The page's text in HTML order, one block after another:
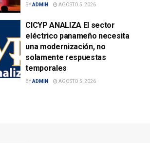
BYADMIN AGOSTO 5, 2026
CICYP ANALIZA El sector
eléctrico panameño necesita
una modernización, no
solamente respuestas
temporales
BYADMIN AGOSTO 5, 2026